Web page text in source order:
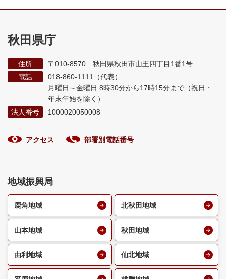
秋田県庁
住所
〒010-8570 秋田県秋田市山王四丁目1番1号
電話
018-860-1111（代表）
月曜日～金曜日 8時30分から17時15分まで （祝日・
年末年始を除く）
法人番号
1000020050008
アクセス 部署別電話番号
地域振興局
鹿角地域 北秋田地域
山本地域 秋田地域
由利地域 仙北地域